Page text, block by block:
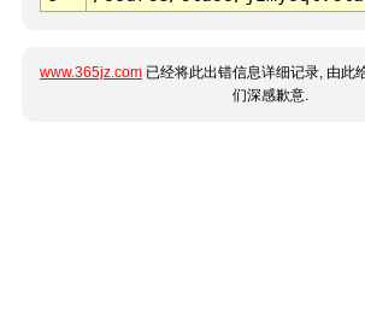
www.365jz.com 已经将此出错信息详细记录, 由此
们深感歉意.